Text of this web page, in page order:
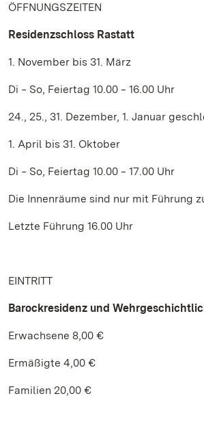
ÖFFNUNGSZEITEN
Residenzschloss Rastatt
1. November bis 31. März
Di ‒ So, Feiertag 10.00 ‒ 16.00 Uhr
24., 25., 31. Dezember, 1. Januar
1. April bis 31. Oktober
Di ‒ So, Feiertag 10.00 ‒ 17.00 Uhr
Die Innenräume sind nur mit Führung
Letzte Führung 16.00 Uhr
EINTRITT
Barockresidenz und
Erwachsene 8,00 €
Ermäßigte 4,00 €
Familien 20,00 €